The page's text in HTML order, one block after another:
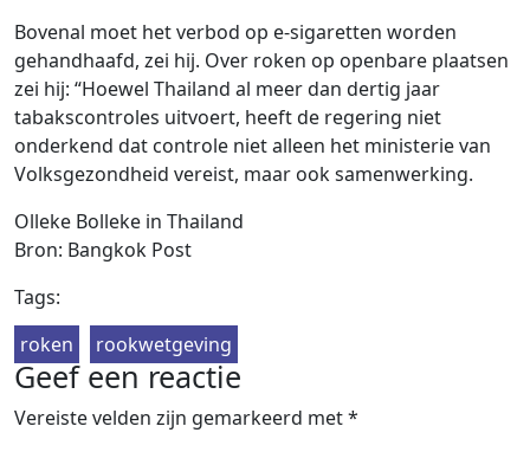
Bovenal moet het verbod op e-sigaretten worden
gehandhaafd, zei hij. Over roken op openbare plaatsen
zei hij: “Hoewel Thailand al meer dan dertig jaar
tabakscontroles uitvoert, heeft de regering niet
onderkend dat controle niet alleen het ministerie van
Volksgezondheid vereist, maar ook samenwerking.
Olleke Bolleke in Thailand
Bron: Bangkok Post
Tags:
roken
rookwetgeving
Geef een reactie
Vereiste velden zijn gemarkeerd met*